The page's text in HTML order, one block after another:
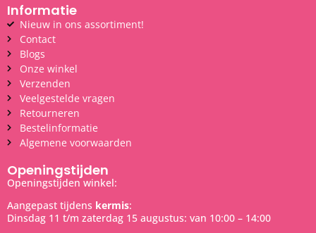
Informatie
Nieuw in ons assortiment!
Contact
Blogs
Onze winkel
Verzenden
Veelgestelde vragen
Retourneren
Bestelinformatie
Algemene voorwaarden
Openingstijden
Openingstijden winkel:
Aangepast tijdens kermis:
Dinsdag 11 t/m zaterdag 15 augustus: van 10:00 – 14:00